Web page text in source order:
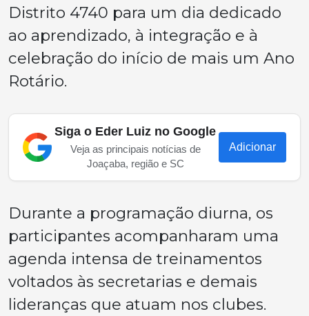
Distrito 4740 para um dia dedicado
ao aprendizado, à integração e à
celebração do início de mais um Ano
Rotário.
Siga o Eder Luiz no Google
Veja as principais notícias de
Joaçaba, região e SC
Adicionar
Durante a programação diurna, os
participantes acompanharam uma
agenda intensa de treinamentos
voltados às secretarias e demais
lideranças que atuam nos clubes.